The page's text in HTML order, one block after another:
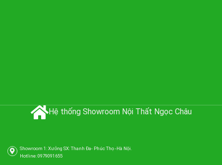
Hệ thống Showroom Nội Thất Ngọc Châu
Showroom 1: Xưởng SX: Thanh Đa- Phúc Thọ -Hà Nội.
Hotline: 0979091655